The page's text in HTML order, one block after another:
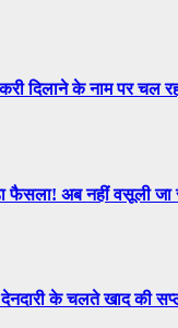
दिलाने के नाम पर चल
फैसला! अब नहीं वसूली
के चलते खाद की